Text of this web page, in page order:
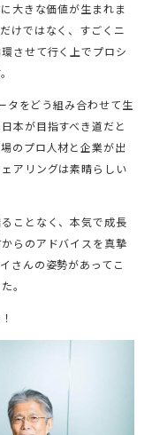
大きな価値が生まれま
けではなく、すごくニ
させて行く上でプロシ
タをどう組み合わせて生
本が目指すべき道だと
のプロ人材と企業が出
アリングは素晴らしい
ことなく、本気で成長
らのアドバイスを真摯
さんの姿勢があってこ
。